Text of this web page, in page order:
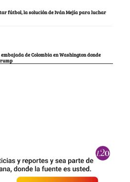
fútbol, la solución de Iván Mejía para luchar
embajada de Colombia en Washington donde